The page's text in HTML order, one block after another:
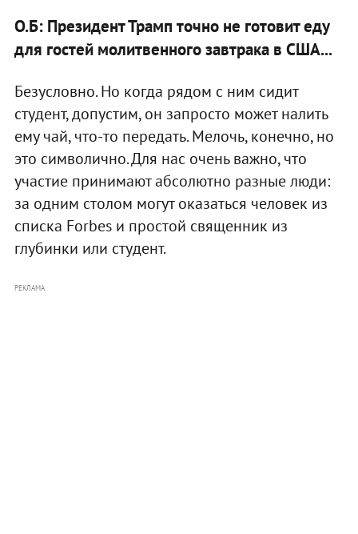
О.Б: Президент Трамп точно не готовит еду
для гостей молитвенного завтрака в США...
Безусловно. Но когда рядом с ним сидит
студент, допустим, он запросто может налить
ему чай, что-то передать. Мелочь, конечно, но
это символично. Для нас очень важно, что
участие принимают абсолютно разные люди:
за одним столом могут оказаться человек из
списка Forbes и простой священник из
глубинки или студент.
РЕКЛАМА